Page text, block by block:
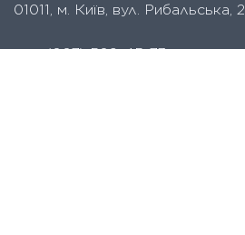
01011, м. Київ, вул. Рибальська, 2
тел.(067) 509-45-73